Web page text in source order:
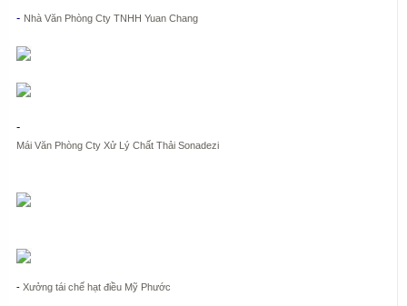
- Nhà Văn Phòng Cty TNHH Yuan Chang
-
Mái Văn Phòng Cty Xử Lý Chất Thải Sonadezi
- Xưởng tái chế hạt điều Mỹ Phước